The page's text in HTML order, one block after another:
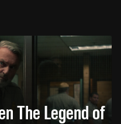
The Legend of